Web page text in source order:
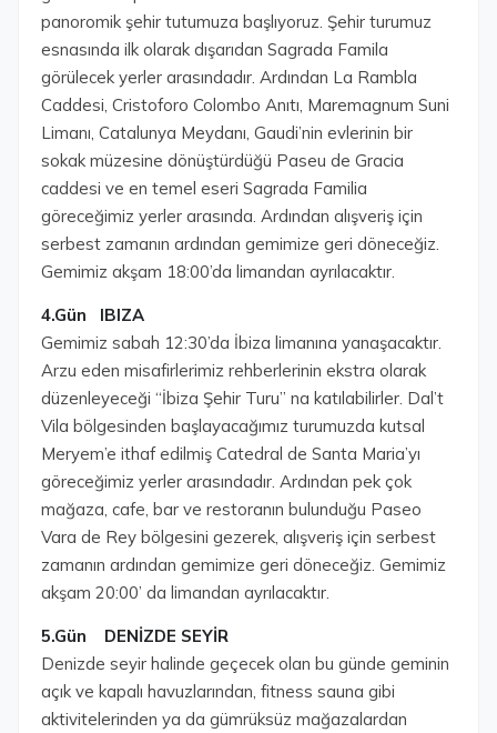
panoromik şehir tutumuza başlıyoruz. Şehir turumuz
esnasında ilk olarak dışarıdan Sagrada Famila
görülecek yerler arasındadır. Ardından La Rambla
Caddesi, Cristoforo Colombo Anıtı, Maremagnum Suni
Limanı, Catalunya Meydanı, Gaudi’nin evlerinin bir
sokak müzesine dönüştürdüğü Paseu de Gracia
caddesi ve en temel eseri Sagrada Familia
göreceğimiz yerler arasında. Ardından alışveriş için
serbest zamanın ardından gemimize geri döneceğiz.
Gemimiz akşam 18:00’da limandan ayrılacaktır.
4.Gün IBIZA
Gemimiz sabah 12:30’da İbiza limanına yanaşacaktır.
Arzu eden misafirlerimiz rehberlerinin ekstra olarak
düzenleyeceği “İbiza Şehir Turu” na katılabilirler. Dal’t
Vila bölgesinden başlayacağımız turumuzda kutsal
Meryem’e ithaf edilmiş Catedral de Santa Maria’yı
göreceğimiz yerler arasındadır. Ardından pek çok
mağaza, cafe, bar ve restoranın bulunduğu Paseo
Vara de Rey bölgesini gezerek, alışveriş için serbest
zamanın ardından gemimize geri döneceğiz. Gemimiz
akşam 20:00’ da limandan ayrılacaktır.
5.Gün DENİZDE SEYİR
Denizde seyir halinde geçecek olan bu günde geminin
açık ve kapalı havuzlarından, fitness sauna gibi
aktivitelerinden ya da gümrüksüz mağazalardan